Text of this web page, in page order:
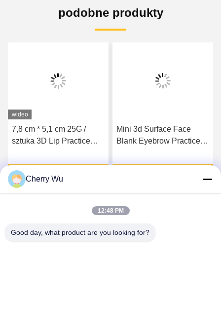
podobne produkty
wideo
7,8 cm * 5,1 cm 25G /
sztuka 3D Lip Practice
Microneedling
Uzyskaj najlepszą cenę
Mini 3d Surface Face
Blank Eyebrow Practice
Microblading Tattoo
Cherry Wu
12:48 PM
Good day, what product are you looking for?